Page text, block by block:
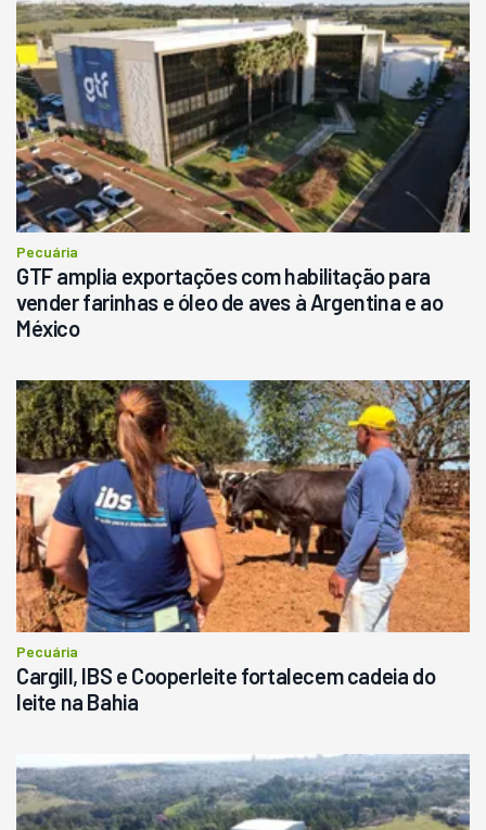
Pecuária
GTF amplia exportações com habilitação para
vender farinhas e óleo de aves à Argentina e ao
México
Pecuária
Cargill, IBS e Cooperleite fortalecem cadeia do
leite na Bahia